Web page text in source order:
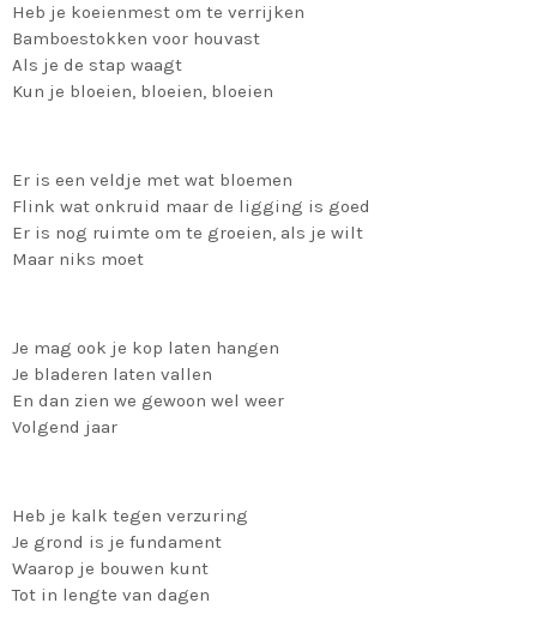
Heb je koeienmest om te verrijken
Bamboestokken voor houvast
Als je de stap waagt
Kun je bloeien, bloeien, bloeien
Er is een veldje met wat bloemen
Flink wat onkruid maar de ligging is goed
Er is nog ruimte om te groeien, als je wilt
Maar niks moet
Je mag ook je kop laten hangen
Je bladeren laten vallen
En dan zien we gewoon wel weer
Volgend jaar
Heb je kalk tegen verzuring
Je grond is je fundament
Waarop je bouwen kunt
Tot in lengte van dagen